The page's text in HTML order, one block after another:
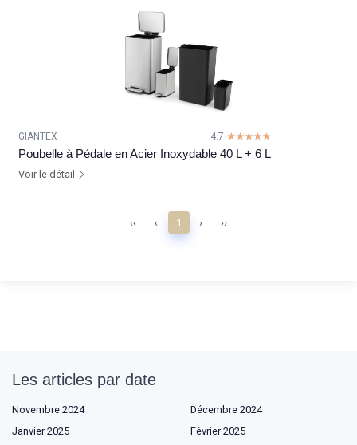
GIANTEX 4.7 ☆☆☆☆☆
★★★★★
Poubelle à Pédale en Acier Inoxydable 40 L + 6 L
Voir le détail
‹‹ ‹ 1 › ››
Les articles par date
Novembre 2024
Décembre 2024
Janvier 2025
Février 2025